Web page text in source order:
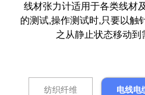
线材张力计适用于各类线材
的测试,操作测试时,只要以触
之从静止状态移动到
纺织纤维 电线电